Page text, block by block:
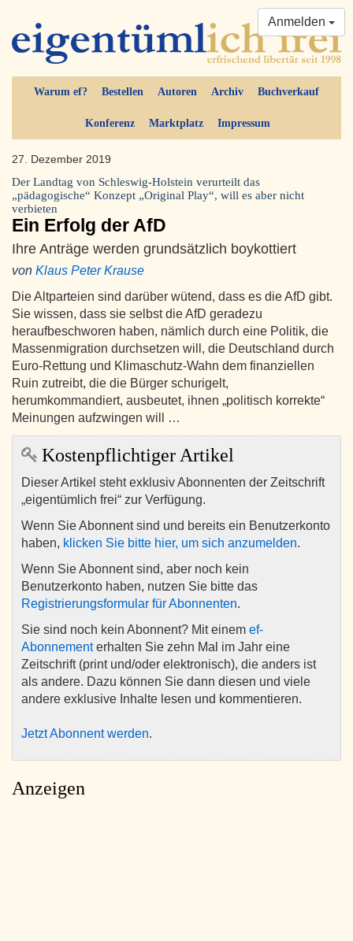
Warum ef? Bestellen Autoren Archiv Buchverkauf
Konferenz Marktplatz Impressum
Anmelden
27. Dezember 2019
Der Landtag von Schleswig-Holstein verurteilt das
„pädagogische“ Konzept „Original Play“, will es aber nicht
verbieten
Ein Erfolg der AfD
Ihre Anträge werden grundsätzlich boykottiert
von Klaus Peter Krause
Die Altparteien sind darüber wütend, dass es die AfD gibt.
Sie wissen, dass sie selbst die AfD geradezu
heraufbeschworen haben, nämlich durch eine Politik, die
Massenmigration durchsetzen will, die Deutschland durch
Euro-Rettung und Klimaschutz-Wahn dem finanziellen
Ruin zutreibt, die die Bürger schurigelt,
herumkommandiert, ausbeutet, ihnen „politisch korrekte“
Meinungen aufzwingen will …
Kostenpflichtiger Artikel
Dieser Artikel steht exklusiv Abonnenten der Zeitschrift
„eigentümlich frei“ zur Verfügung.
Wenn Sie Abonnent sind und bereits ein Benutzerkonto
haben, klicken Sie bitte hier, um sich anzumelden.
Wenn Sie Abonnent sind, aber noch kein
Benutzerkonto haben, nutzen Sie bitte das
Registrierungsformular für Abonnenten.
Sie sind noch kein Abonnent? Mit einem ef-
Abonnementerhalten Sie zehn Mal im Jahr eine
Zeitschrift (print und/oder elektronisch), die anders ist
als andere. Dazu können Sie dann diesen und viele
andere exklusive Inhalte lesen und kommentieren.
Jetzt Abonnent werden.
Anzeigen